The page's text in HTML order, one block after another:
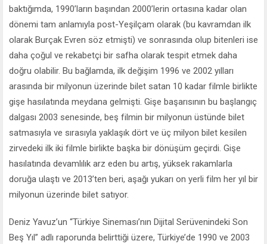
baktığımda, 1990’ların başından 2000’lerin ortasına kadar olan
dönemi tam anlamıyla post-Yeşilçam olarak (bu kavramdan ilk
olarak Burçak Evren söz etmişti) ve sonrasında olup bitenleri ise
daha çoğul ve rekabetçi bir safha olarak tespit etmek daha
doğru olabilir. Bu bağlamda, ilk değişim 1996 ve 2002 yılları
arasında bir milyonun üzerinde bilet satan 10 kadar filmle birlikte
gişe hasılatında meydana gelmişti. Gişe başarısının bu başlangıç
dalgası 2003 senesinde, beş filmin bir milyonun üstünde bilet
satmasıyla ve sırasıyla yaklaşık dört ve üç milyon bilet kesilen
zirvedeki ilk iki filmle birlikte başka bir dönüşüm geçirdi. Gişe
hasılatında devamlılık arz eden bu artış, yüksek rakamlarla
doruğa ulaştı ve 2013’ten beri, aşağı yukarı on yerli film her yıl bir
milyonun üzerinde bilet satıyor.
Deniz Yavuz’un “Türkiye Sineması’nın Dijital Serüvenindeki Son
Beş Yıl” adlı raporunda belirttiği üzere, Türkiye’de 1990 ve 2003